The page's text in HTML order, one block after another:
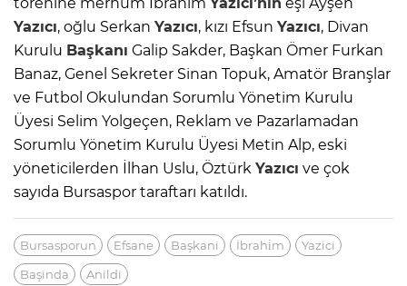
Yazıcı, oğlu Serkan Yazıcı, kızı Efsun Yazıcı, Divan
Kurulu Başkanı Galip Sakder, Başkan Ömer Furkan
Banaz, Genel Sekreter Sinan Topuk, Amatör Branşlar
ve Futbol Okulundan Sorumlu Yönetim Kurulu
Üyesi Selim Yolgeçen, Reklam ve Pazarlamadan
Sorumlu Yönetim Kurulu Üyesi Metin Alp, eski
yöneticilerden İlhan Uslu, Öztürk Yazıcı ve çok
sayıda Bursaspor taraftarı katıldı.
Bursasporun Efsane Başkani İbrahi̇m
Yazici
Başinda
Anildi